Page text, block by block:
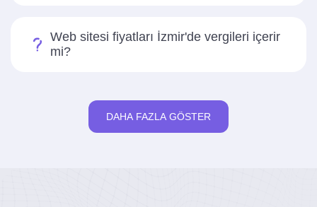
Web sitesi fiyatları İzmir'de vergileri içerir
mi?
DAHA FAZLA GÖSTER